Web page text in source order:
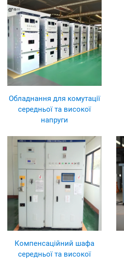
Обладнання для комутації
середньої та високої
напруги
Компенсаційний шафа
середньої та високої